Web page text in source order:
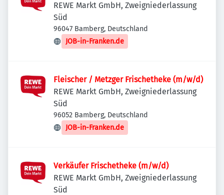
REWE Markt GmbH, Zweigniederlassung
Süd
96047 Bamberg, Deutschland
JOB-in-Franken.de
Fleischer / Metzger Frischetheke (m/w/d)
REWE Markt GmbH, Zweigniederlassung
Süd
96052 Bamberg, Deutschland
JOB-in-Franken.de
Verkäufer Frischetheke (m/w/d)
REWE Markt GmbH, Zweigniederlassung
Süd